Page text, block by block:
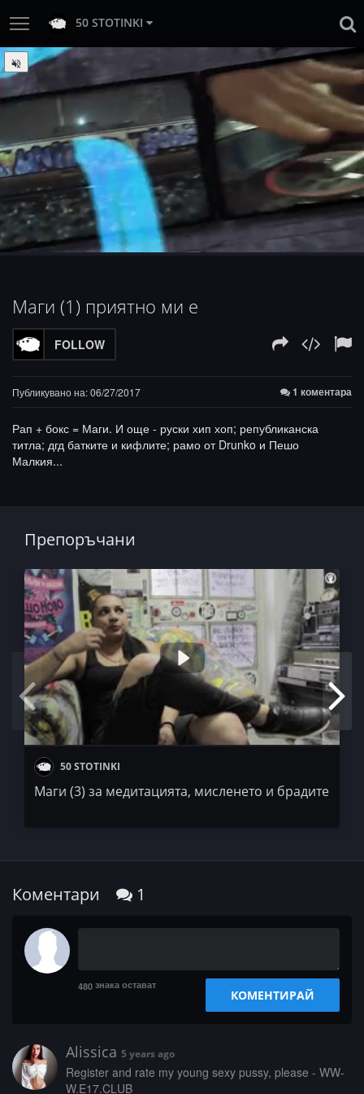
50 STOTINKI
Unmute Loaded
0%
Progress:
0%
Маги (1) приятно ми е
FOLLOW
Публикувано на: 06/27/2017 1 коментара
Рап + бокс = Маги. И още - руски хип хоп; републиканска
титла; дгд батките и кифлите; рамо от Drunko и Пешо
Малкия...
Препоръчани
50 STOTINKI
Маги (3) за медитацията, мисленето и брадите
Коментари 1
480 знака остават
КОМЕНТИРАЙ
Alissica 5 years ago
­R­e­­­g­­i­s­­­t­e­­­r­ ­a­­­n­d­­­ ­­r­a­­t­e­­ ­­m­y­­­ ­­­y­o­­u­n­­g­­­ ­­­s­­e­x­y­ ­­p­­u­­­s­s­y­­­,­­ ­p­l­­­e­a­­­s­e­­­ ­-­ ­­W­­W­
W­.­­E­1­­7­.­­­C­L­U­­B